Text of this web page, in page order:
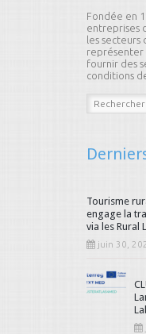
Fondée en
entreprises
les
représenter
fournir des
conditions
Tourisme
engage la
via les Rural
juin 30,